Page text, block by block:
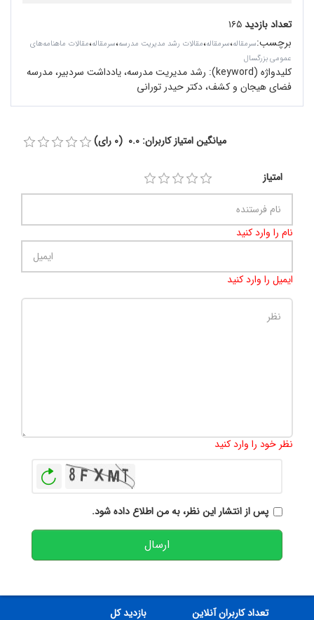
تعداد بازدید۱۶۵
برچسب:سرمقاله‌،سرمقاله،مقالات رشد مدیریت مدرسه،سرمقاله،مقالات ماهنامه‌های
عمومی بزرگسال
کلیدواژه (keyword):
رشد مدیریت مدرسه، یادداشت سردبیر، مدرسه
فضای هیجان و کشف، دکتر حیدر تورانی
میانگین امتیاز کاربران: 0.0 (0 رای)
امتیاز
نام را وارد کنید
ایمیل را وارد کنید
نظر خود را وارد کنید
پس از انتشار این نظر، به من اطلاع داده شود.
ارسال
تعداد کاربران آنلاین بازدید کل